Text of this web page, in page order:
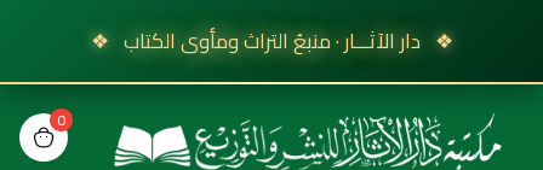
❖ دار الآثـــار · منبعُ التراث ومأوى الكتاب ❖
0
bag